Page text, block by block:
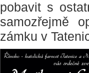
pobavit s
samozřejmě
zámku v